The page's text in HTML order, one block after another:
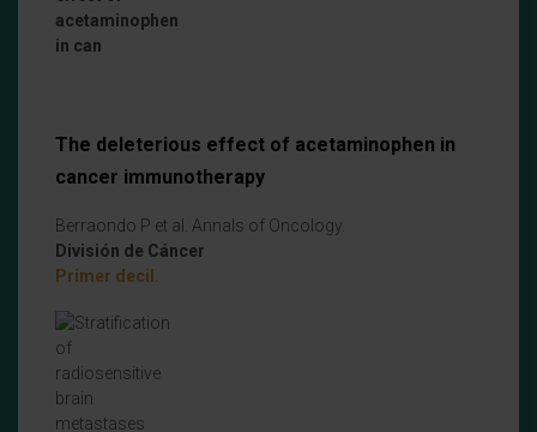
The deleterious effect of acetaminophen in
cancer immunotherapy
Berraondo P et al. Annals of Oncology.
División de Cáncer
Primer decil.